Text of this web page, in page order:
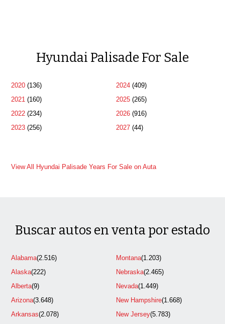
Hyundai Palisade For Sale
2020 (136)
2021 (160)
2022 (234)
2023 (256)
2024(409)
2025(265)
2026(916)
2027(44)
View All Hyundai Palisade Years For Sale on Auta
Buscar autos en venta por estado
Alabama(2.516)
Alaska(222)
Alberta(9)
Arizona(3.648)
Arkansas(2.078)
Montana(1.203)
Nebraska(2.465)
Nevada(1.449)
New Hampshire(1.668)
New Jersey(5.783)